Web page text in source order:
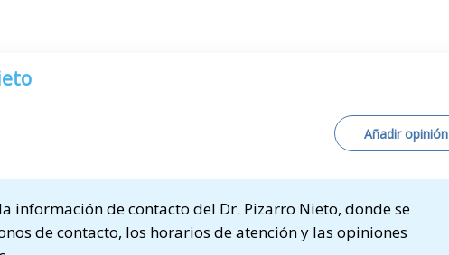
Añadir opinión
información de contacto del Dr. Pizarro Nieto, donde se
de contacto, los horarios de atención y las opiniones